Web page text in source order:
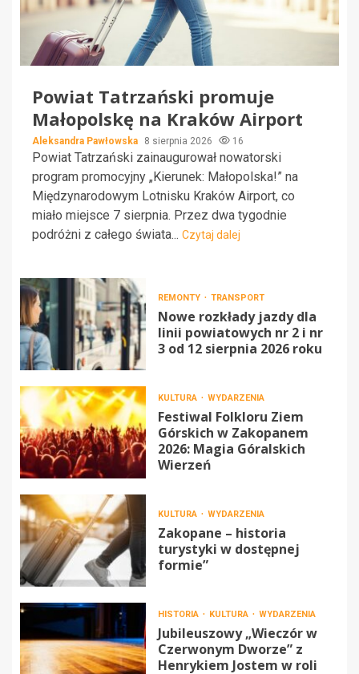
Powiat Tatrzański promuje
Małopolskę na Kraków Airport
Aleksandra Pawłowska 8 sierpnia 2026 16
Powiat Tatrzański zainaugurował nowatorski
program promocyjny „Kierunek: Małopolska!” na
Międzynarodowym Lotnisku Kraków Airport, co
miało miejsce 7 sierpnia. Przez dwa tygodnie
podróżni z całego świata... Czytaj dalej
REMONTY TRANSPORT
Nowe rozkłady jazdy dla
linii powiatowych nr 2 i nr
3 od 12 sierpnia 2026 roku
KULTURA WYDARZENIA
Festiwal Folkloru Ziem
Górskich w Zakopanem
2026: Magia Góralskich
Wierzeń
KULTURA WYDARZENIA
Zakopane – historia
turystyki w dostępnej
formie”
HISTORIA KULTURA WYDARZENIA
Jubileuszowy „Wieczór w
Czerwonym Dworze” z
Henrykiem Jostem w roli